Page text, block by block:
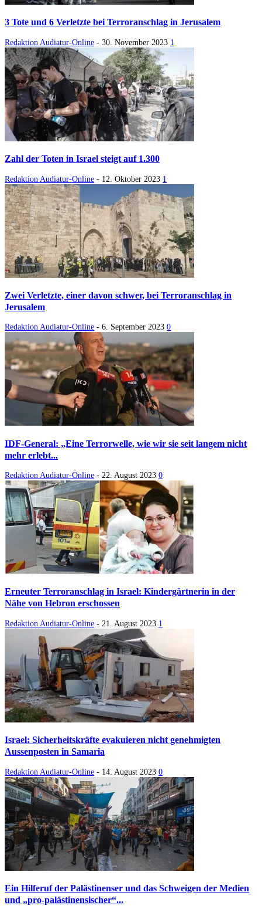
3 Tote und 6 Verletzte bei Terroranschlag in Jerusalem
Redaktion Audiatur-Online - 30. November 2023 1
Zahl der Toten in Israel steigt auf 1.300
Redaktion Audiatur-Online - 12. Oktober 2023 1
Zwei Verletzte, einer davon schwer, bei Terroranschlag in
Jerusalem
Redaktion Audiatur-Online - 6. September 2023 0
IDF-General: „Eine Terrorwelle, wie wir sie seit langem nicht
mehr erlebt...
Redaktion Audiatur-Online - 22. August 2023 0
Erneuter Terroranschlag in Israel: Kindergärtnerin in der
Nähe von Hebron erschossen
Redaktion Audiatur-Online - 21. August 2023 1
Israel: Sicherheitskräfte evakuieren nicht genehmigten
Aussenposten in Samaria
Redaktion Audiatur-Online - 14. August 2023 0
Ein Hilferuf der Palästinenser und das Schweigen der Medien
und „pro-palästinensischer“...